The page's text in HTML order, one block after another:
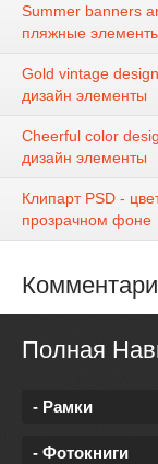
Summer banners
пляжные
Gold vintage
дизайн элементы
Cheerful color
дизайн элементы
Клипарт PSD -
прозрачном фоне
Полная
- Рамки
- Фотокниги